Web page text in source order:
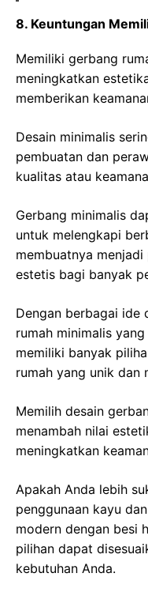
8. Keuntungan
Memiliki gerbang
meningkatkan
memberikan
Desain minimalis
pembuatan dan
kualitas atau
Gerbang minimalis
untuk melengkapi
membuatnya
estetis bagi banyak
Dengan berbagai ide
rumah minimalis
memiliki banyak
rumah yang unik dan
Memilih desain
menambah nilai
meningkatkan
Apakah Anda lebih
penggunaan kayu
modern dengan besi
pilihan dapat
kebutuhan Anda.